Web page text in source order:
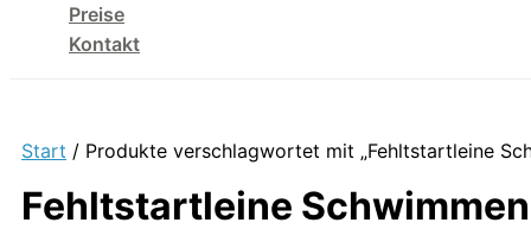
Preise
Kontakt
Start / Produkte verschlagwortet mit „Fehltstartleine
Fehltstartleine Schwimmen